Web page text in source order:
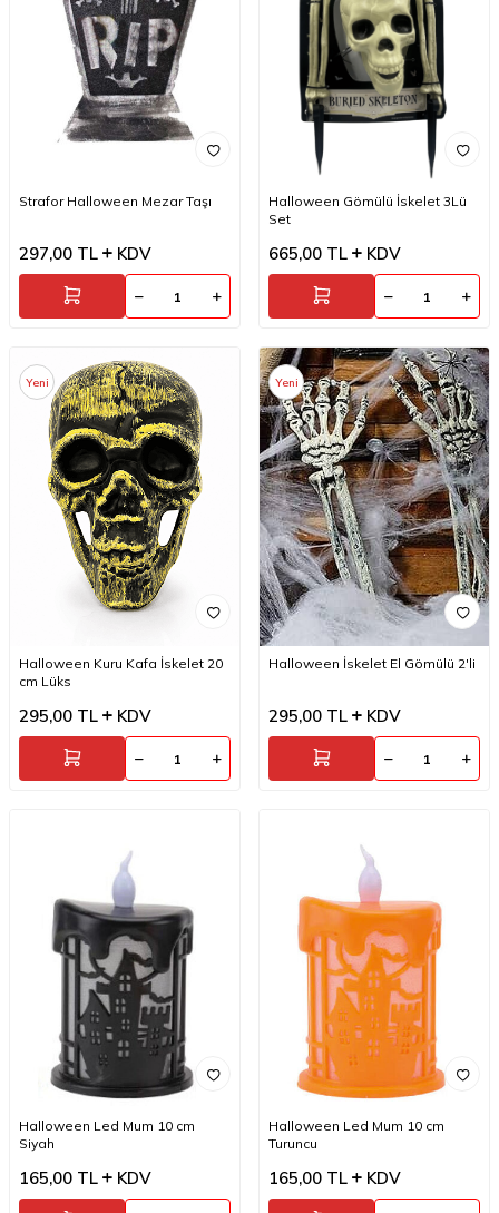
Strafor Halloween Mezar Taşı
297,00 TL KDV
Halloween Gömülü İskelet 3Lü
Set
665,00 TL KDV
Yeni
Halloween Kuru Kafa İskelet 20
cm Lüks
295,00 TL KDV
Yeni
Halloween İskelet El Gömülü 2'li
295,00 TL KDV
Halloween Led Mum 10 cm
Siyah
165,00 TL KDV
Halloween Led Mum 10 cm
Turuncu
165,00 TL KDV